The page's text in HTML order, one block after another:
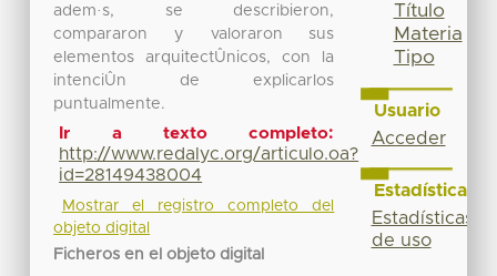
adem·s, se describieron,
compararon y valoraron sus
elementos arquitectÛnicos, con la
intenciÛn de explicarlos
puntualmente.
Ir a texto completo:
http://www.redalyc.org/articulo.oa?
id=28149438004
Mostrar el registro completo del
objeto digital
Ficheros en el objeto digital
Título
Materia
Tipo
Usuario
Acceder
Estadísticas
Estadísticas
de uso